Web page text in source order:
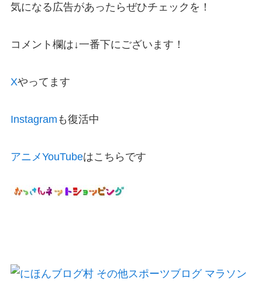
気になる広告があったらぜひチェックを！
コメント欄は↓一番下にございます！
Xやってます
Instagram も復活中
アニメYouTubeはこちらです